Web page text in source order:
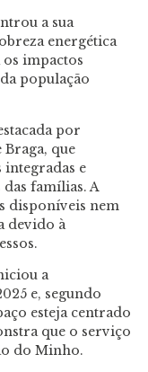
a sua
energética
impactos
população
por
Braga, que
integradas e
das famílias. A
disponíveis nem
devido à
a
e, segundo
esteja centrado
que o serviço
do Minho.